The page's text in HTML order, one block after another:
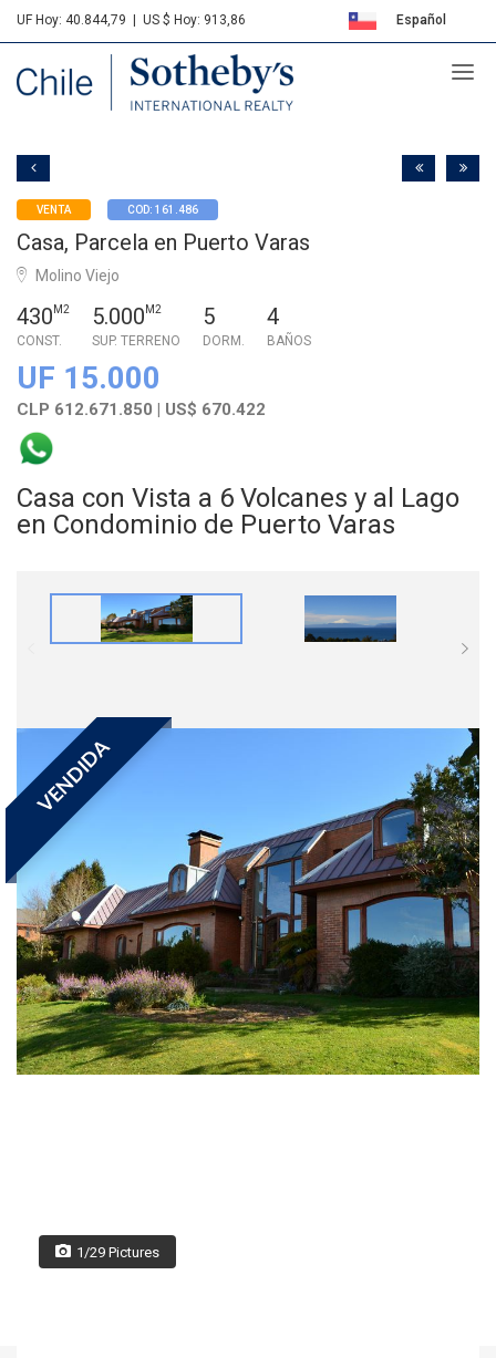
UF Hoy: 40.844,79 US $ Hoy: 913,86 Español
Sotheby's
VENTA COD: 161.486
Casa, Parcela en Puerto Varas
Molino Viejo
430 M2
CONST.
5.000 M2
SUP. TERRENO
5
DORM.
4
BAÑOS
UF 15.000
CLP 612.671.850 | US$ 670.422
Casa con Vista a 6 Volcanes y al Lago
en Condominio de Puerto Varas
VENDIDA
1/29 Pictures